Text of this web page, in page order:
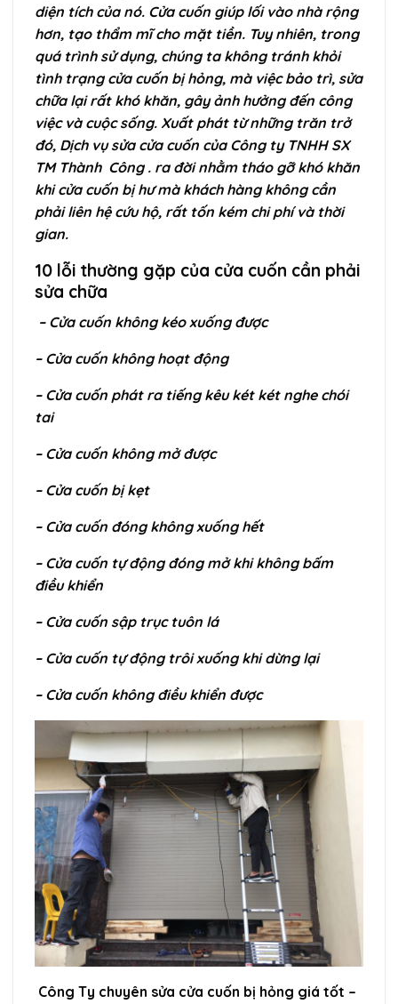
diện tích của nó. Cửa cuốn giúp lối vào nhà rộng
hơn, tạo thẩm mĩ cho mặt tiền. Tuy nhiên, trong
quá trình sử dụng, chúng ta không tránh khỏi
tình trạng cửa cuốn bị hỏng, mà việc bảo trì, sửa
chữa lại rất khó khăn, gây ảnh hưởng đến công
việc và cuộc sống. Xuất phát từ những trăn trở
đó, Dịch vụ sửa cửa cuốn của Công ty TNHH SX
TM Thành Công . ra đời nhằm tháo gỡ khó khăn
khi cửa cuốn bị hư mà khách hàng không cần
phải liên hệ cứu hộ, rất tốn kém chi phí và thời
gian.
10 lỗi thường gặp của cửa cuốn cần phải
sửa chữa
– Cửa cuốn không kéo xuống được
– Cửa cuốn không hoạt động
– Cửa cuốn phát ra tiếng kêu két két nghe chói
tai
– Cửa cuốn không mở được
– Cửa cuốn bị kẹt
– Cửa cuốn đóng không xuống hết
– Cửa cuốn tự động đóng mở khi không bấm
điều khiển
– Cửa cuốn sập trục tuôn lá
– Cửa cuốn tự động trôi xuống khi dừng lại
– Cửa cuốn không điều khiển được
Công Ty chuyên sửa cửa cuốn bị hỏng giá tốt –